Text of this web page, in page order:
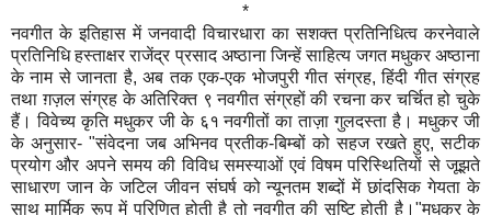
*
नवगीत के इतिहास में जनवादी विचारधारा का सशक्त प्रतिनिधित्व करनेवाले
प्रतिनिधि हस्ताक्षर राजेंद्र प्रसाद अष्ठाना जिन्हें साहित्य जगत मधुकर अष्ठाना
के नाम से जानता है, अब तक एक-एक भोजपुरी गीत संग्रह, हिंदी गीत संग्रह
तथा ग़ज़ल संग्रह के अतिरिक्त ९ नवगीत संग्रहों की रचना कर चर्चित हो चुके
हैं। विवेच्य कृति मधुकर जी के ६१ नवगीतों का ताज़ा गुलदस्ता है। मधुकर जी
के अनुसार- "संवेदना जब अभिनव प्रतीक-बिम्बों को सहज रखते हुए, सटीक
प्रयोग और अपने समय की विविध समस्याओं एवं विषम परिस्थितियों से जूझते
साधारण जान के जटिल जीवन संघर्ष को न्यूनतम शब्दों में छांदसिक गेयता के
साथ मार्मिक रूप में परिणित होती है तो नवगीत की सृष्टि होती है।"मधुकर के